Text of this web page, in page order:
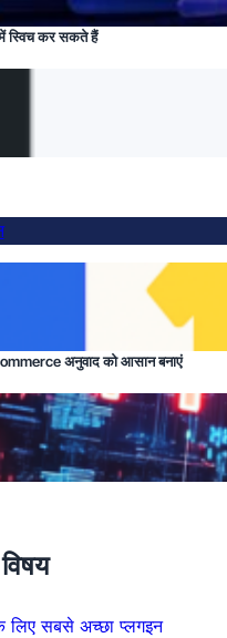
स्विच कर सकते हैं
अनुवाद को आसान बनाएं
लिए सबसे अच्छा प्लगइन